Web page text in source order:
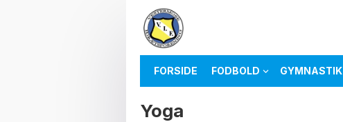
FORSIDE FODBOLD GYMNASTIK
Yoga